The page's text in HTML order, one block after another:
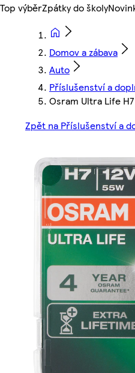
Top výběrZpátky do školy
Domov a zábava
Auto
Příslušenství a
Osram Ultra Life
Zpět na Příslušenství a